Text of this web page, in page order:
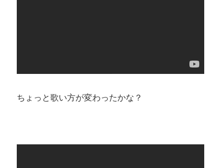
ちょっと歌い方が変わったかな？